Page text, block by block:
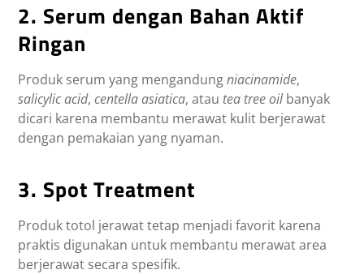
2. Serum dengan Bahan Aktif
Ringan
Produk serum yang mengandungniacinamide,
salicylic acid,centella asiatica, atau tea tree oilbanyak
dicari karena membantu merawat kulit berjerawat
dengan pemakaian yang nyaman.
3. Spot Treatment
Produk totol jerawat tetap menjadi favorit karena
praktis digunakan untuk membantu merawat area
berjerawat secara spesifik.